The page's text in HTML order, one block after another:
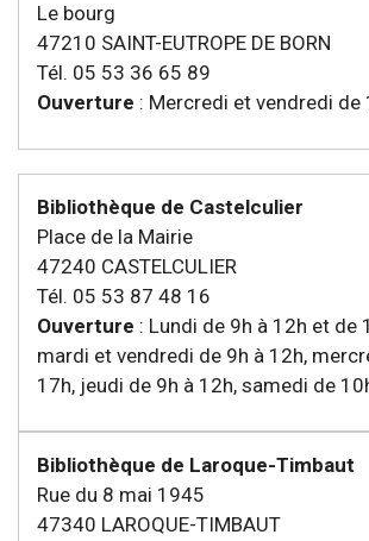
Le bourg
47210 SAINT-EUTROPE DE BORN
Tél. 05 53 36 65 89
Ouverture : Mercredi et vendredi de
Bibliothèque de Castelculier
Place de la Mairie
47240 CASTELCULIER
Tél. 05 53 87 48 16
Ouverture : Lundi de 9h à 12h et de
mardi et vendredi de 9h à 12h,
17h, jeudi de 9h à 12h, samedi de
Bibliothèque de Laroque-Timbaut
Rue du 8 mai 1945
47340 LAROQUE-TIMBAUT